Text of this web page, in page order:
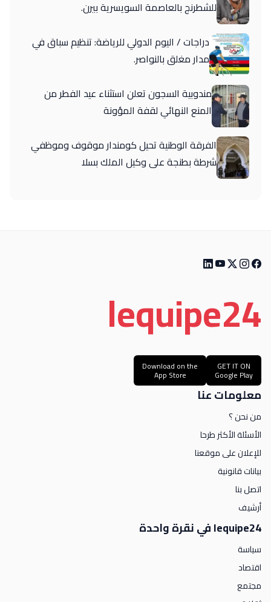
للشطرنج بالعاصمة السويسرية بيرن.
دراجات / اليوم الدولي للرياضة: تنظيم سباق في
مدار مغلق بالنواصر.
مندوبية السجون تعلن استثناء عيد الفطر من
المنع النهائي لقفة المؤونة
الفرقة الوطنية تحيل كومندار موقوف وموظفي
شرطة بطنجة على وكيل الملك بسلا
lequipe24
GET IT ON
Google Play
Download on the
App Store
معلومات عنا
من نحن ؟
الأسئلة الأكثر طرحا
للإعلان على موقعنا
بيانات قانونية
اتصل بنا
أرشيف
lequipe24 في نقرة واحدة
سياسة
اقتصاد
مجتمع